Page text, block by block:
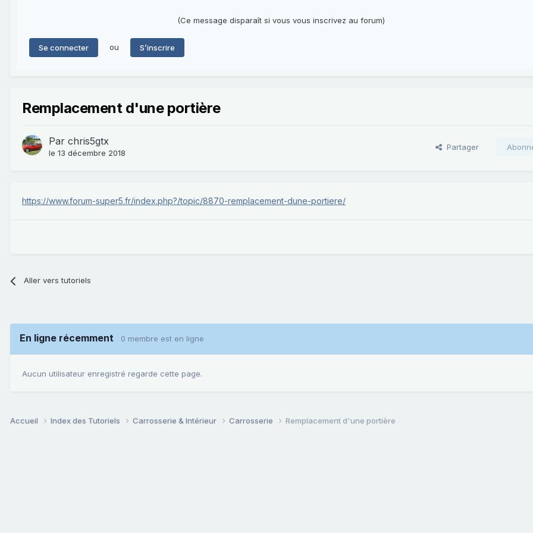
(Ce message disparaît si vous vous inscrivez au forum)
Se connecter ou S’inscrire
Remplacement d'une portière
Par chris5gtx
le 13 décembre 2018
Partager
https://www.forum-super5.fr/index.php?/topic/8870-remplacement-dune-portiere/
Aller vers tutoriels
En ligne récemment 0 membre est en ligne
Aucun utilisateur enregistré regarde cette page.
Accueil Index des Tutoriels Carrosserie & Intérieur Carrosserie Remplacement d'une portière